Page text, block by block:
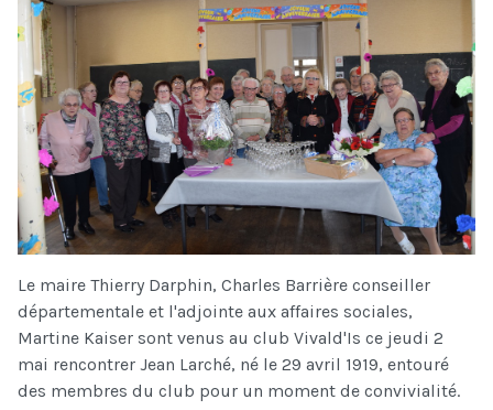
Le maire Thierry Darphin, Charles Barrière conseiller
départementale et l'adjointe aux affaires sociales,
Martine Kaiser sont venus au club Vivald'Is ce jeudi 2
mai rencontrer Jean Larché, né le 29 avril 1919, entouré
des membres du club pour un moment de convivialité.